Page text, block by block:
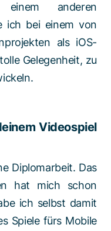
anderen
ich bei einem von
als iOS-
Gelegenheit, zu
Videospiel
Diplomarbeit. Das
hat mich schon
ich selbst damit
Spiele fürs Mobile